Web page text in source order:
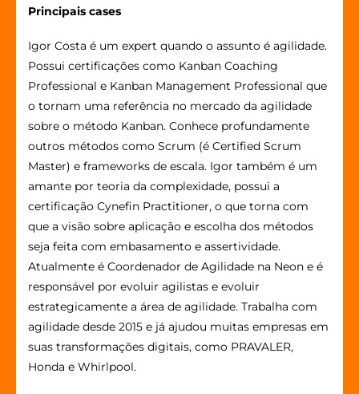
Principais cases
Igor Costa é um expert quando o assunto é agilidade.
Possui certificações como Kanban Coaching
Professional e Kanban Management Professional que
o tornam uma referência no mercado da agilidade
sobre o método Kanban. Conhece profundamente
outros métodos como Scrum (é Certified Scrum
Master) e frameworks de escala. Igor também é um
amante por teoria da complexidade, possui a
certificação Cynefin Practitioner, o que torna com
que a visão sobre aplicação e escolha dos métodos
seja feita com embasamento e assertividade.
Atualmente é Coordenador de Agilidade na Neon e é
responsável por evoluir agilistas e evoluir
estrategicamente a área de agilidade. Trabalha com
agilidade desde 2015 e já ajudou muitas empresas em
suas transformações digitais, como PRAVALER,
Honda e Whirlpool.